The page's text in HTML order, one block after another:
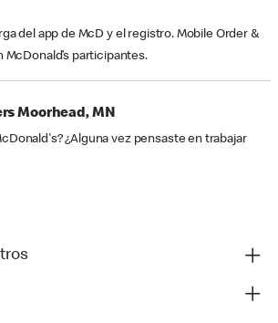
del app de McD y el registro. Mobile Order &
McDonald’s participantes.
Moorhead, MN
¿Alguna vez pensaste en trabajar